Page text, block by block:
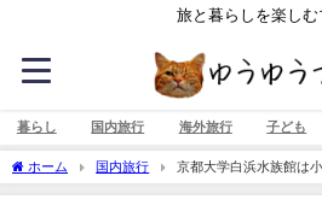
旅と暮らしを楽しむ
暮らし 国内旅行 海外旅行 子ども
ホーム 国内旅行
京都大学白浜水族館は
の様子をご紹介